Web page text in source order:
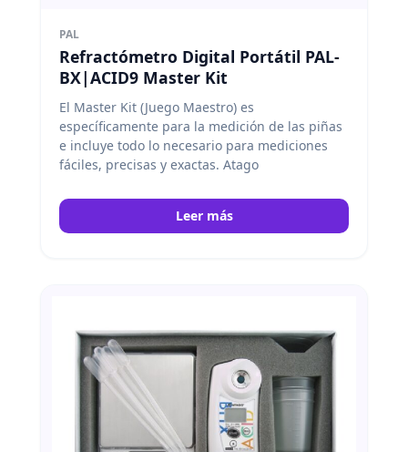
PAL
Refractómetro Digital Portátil PAL-
BX|ACID9 Master Kit
El Master Kit (Juego Maestro) es
específicamente para la medición de las piñas
e incluye todo lo necesario para mediciones
fáciles, precisas y exactas. Atago
Leer más